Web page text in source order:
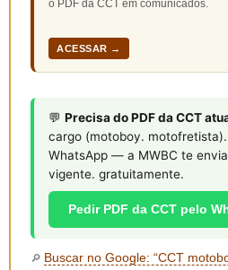
o PDF da CCT em comunicados.
ACESSAR →
💬 Precisa do PDF da CCT
cargo (motoboy.
WhatsApp — a MWBC te
vigente. gratuitamente.
Pedir PDF da CCT pelo
🔎 Buscar no Google: “CCT